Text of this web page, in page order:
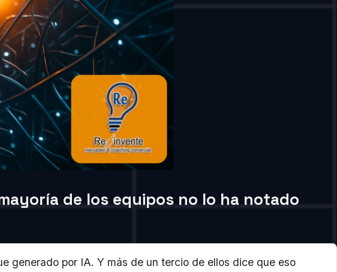
de los equipos no lo ha notado
generado por IA. Y más de un tercio de ellos dice que eso